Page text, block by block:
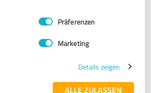
Präferenzen
Marketing
Details zeigen
ALLE ZULASSEN
finde.
etwas für sein Wohlbefinden tun will,
(fast) immer richtig.😊